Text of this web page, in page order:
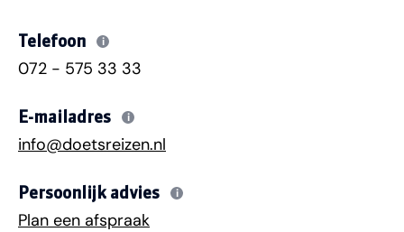
Telefoon i
072 - 575 33 33
E-mailadres i
info@doetsreizen.nl
Persoonlijk advies i
Plan een afspraak